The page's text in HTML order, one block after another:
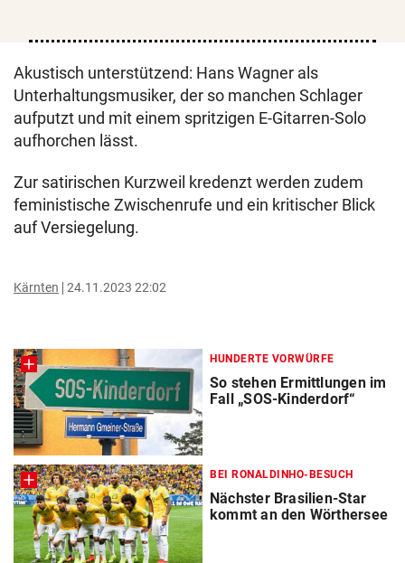
Akustisch unterstützend: Hans Wagner als
Unterhaltungsmusiker, der so manchen Schlager
aufputzt und mit einem spritzigen E-Gitarren-Solo
aufhorchen lässt.
Zur satirischen Kurzweil kredenzt werden zudem
feministische Zwischenrufe und ein kritischer Blick
auf Versiegelung.
Kärnten 24.11.2023 22:02
HUNDERTE VORWÜRFE
So stehen Ermittlungen im
Fall „SOS-Kinderdorf“
BEI RONALDINHO-BESUCH
Nächster Brasilien-Star
kommt an den Wörthersee